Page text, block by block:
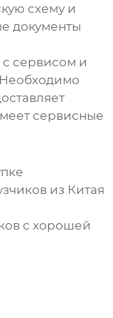
схему и
документы
сервисом и
сервисные
из Китая
с хорошей